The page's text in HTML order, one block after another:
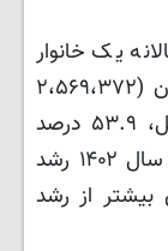
یک خانوار
شهری تقریبا معادل ۲۵۷ میلیون تومان (۲،۵۶۹،۳۷۲
هزار ریال) بوده که نسبت به سال قبل، ۵۳.۹ درصد
افزایش داشته است. بر این اساس در سال ۱۴۰۲ رشد
بیشتر از رشد